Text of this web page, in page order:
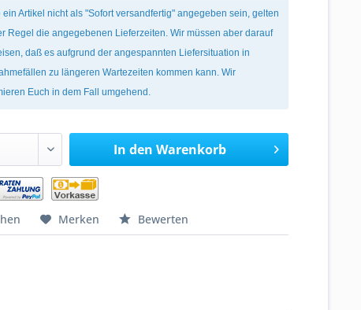
ein Artikel nicht als "Sofort versandfertig" angegeben sein, gelten
Regel die angegebenen Lieferzeiten. Wir müssen aber darauf
daß es aufgrund der angespannten Liefersituation in
zu längeren Wartezeiten kommen kann. Wir
Euch in dem Fall umgehend.
In den Warenkorb
Merken Bewerten